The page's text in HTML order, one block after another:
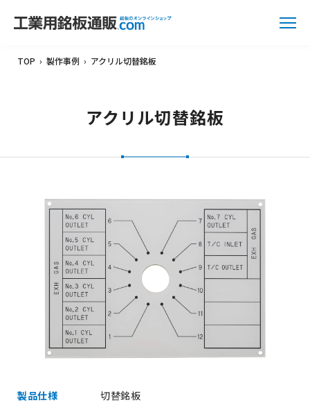
TOP › 製作事例 › アクリル切替銘板
アクリル切替銘板
製品仕様 切替銘板